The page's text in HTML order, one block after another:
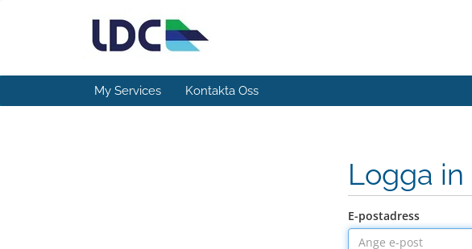
My Services Kontakta Oss
Logga in
E-postadress